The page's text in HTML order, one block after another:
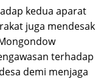
kedua aparat
juga mendesak
terhadap
demi menjaga